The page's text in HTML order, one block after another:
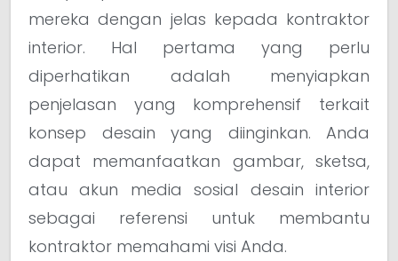
mereka dengan jelas kepada kontraktor
interior. Hal pertama yang perlu
diperhatikan adalah menyiapkan
penjelasan yang komprehensif terkait
konsep desain yang diinginkan. Anda
dapat memanfaatkan gambar, sketsa,
atau akun media sosial desain interior
sebagai referensi untuk membantu
kontraktor memahami visi Anda.